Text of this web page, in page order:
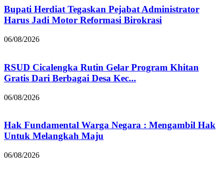
Bupati Herdiat Tegaskan Pejabat Administrator
Harus Jadi Motor Reformasi Birokrasi
06/08/2026
RSUD Cicalengka Rutin Gelar Program Khitan
Gratis Dari Berbagai Desa Kec...
06/08/2026
Hak Fundamental Warga Negara : Mengambil Hak
Untuk Melangkah Maju
06/08/2026